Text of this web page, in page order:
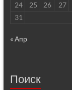
24
25 26 27
31
« Апр
Поиск